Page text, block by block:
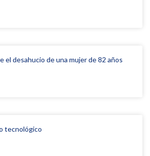
el desahucio de una mujer de 82 años
tecnológico